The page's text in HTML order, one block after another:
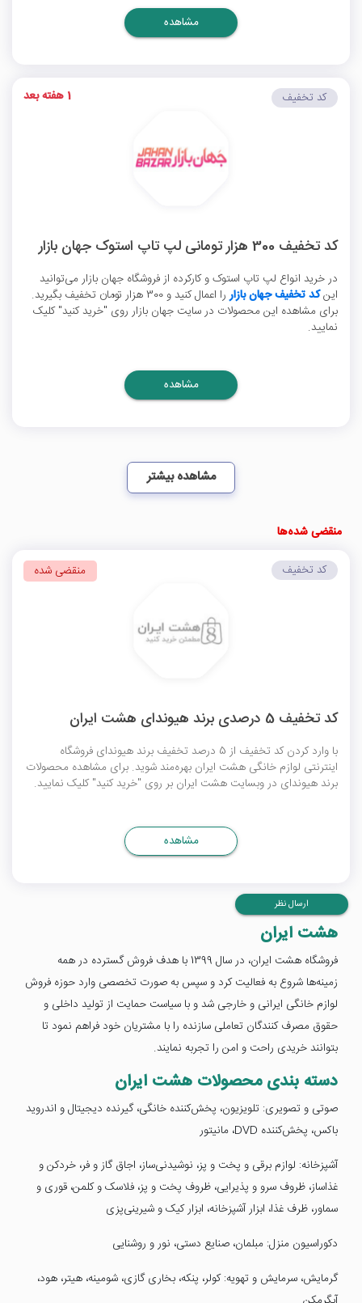
مشاهده
کد تخفیف 300 هزار تومانی لپ تاپ استوک جهان بازار
در خرید انواع لپ تاپ استوک و کارکرده از فروشگاه جهان بازار می‌توانید
اینکد تخفیف جهان بازار
را اعمال کنید و 300 هزار تومان تخفیف بگیرید.
برای مشاهده این محصولات در سایت جهان بازار روی "خرید کنید" کلیک
نمایید.
کد تخفیف 1 هفته بعد
مشاهده
مشاهده بیشتر
منقضی شده‌ها
کد تخفیف 5 درصدی برند هیوندای هشت ایران
با وارد کردن کد تخفیف از 5 درصد تخفیف برند هیوندای فروشگاه
اینترنتی لوازم خانگی هشت ایران بهره‌مند شوید. برای مشاهده محصولات
برند هیوندای در وبسایت هشت ایران بر روی "خرید کنید" کلیک نمایید.
کد تخفیف منقضی شده
مشاهده
ارسال نظر
هشت ایران
فروشگاه هشت ایران، در سال 1399 با هدف فروش گسترده در همه
زمینه‌ها شروع به فعالیت کرد و سپس به صورت تخصصی وارد حوزه فروش
لوازم خانگی ایرانی و خارجی شد و با سیاست حمایت از تولید داخلی و
حقوق مصرف کنندگان تعاملی سازنده را با مشتریان خود فراهم نمود تا
بتوانند خریدی راحت و امن را تجربه نمایند.
دسته بندی محصولات هشت ایران
صوتی و تصویری: تلویزیون، پخش‌کننده خانگی، گیرنده دیجیتال و اندروید
باکس، پخش‌کننده DVD، مانیتور
آشپزخانه: لوازم برقی و پخت و پز، نوشیدنی‌ساز، اجاق گاز و فر، خردکن و
غذاساز، ظروف سرو و پذیرایی، ظروف پخت و پز، فلاسک و کلمن، قوری و
سماور، ظرف غذا، ابزار آشپزخانه، ابزار کیک و شیرینی‌پزی
دکوراسیون منزل: مبلمان، صنایع دستی، نور و روشنایی
گرمایش، سرمایش و تهویه: کولر، پنکه، بخاری گازی، شومینه، هیتر، هود،